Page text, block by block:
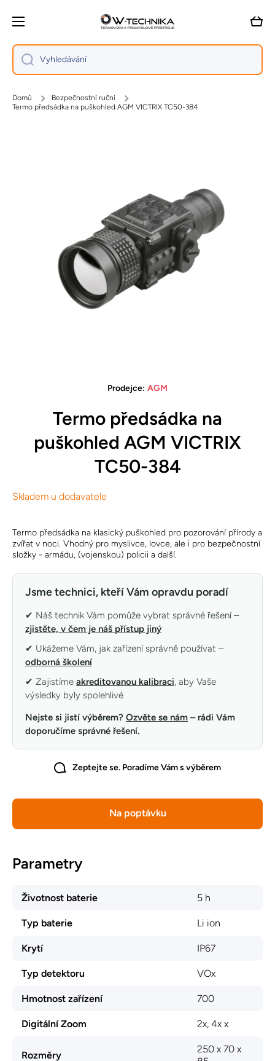
Přejít na obsah
Vozík
Vyhledávání
Domů
Bezpečnostní ruční
Termo předsádka na puškohled AGM VICTRIX TC50-384
Prodejce: AGM
Termo předsádka na
puškohled AGM VICTRIX
TC50-384
Skladem u dodavatele
Termo předsádka na klasický puškohled pro pozorování přírody a
zvířat v noci. Vhodný pro myslivce, lovce, ale i pro bezpečnostní
složky - armádu, (vojenskou) policii a další.
Jsme technici, kteří Vám opravdu poradí
✔ Náš technik Vám pomůže vybrat správné řešení –
zjistěte, v čem je náš přístup jiný
✔ Ukážeme Vám, jak zařízení správně používat –
odborná školení
✔ Zajistíme akreditovanou kalibraci, aby Vaše
výsledky byly spolehlivé
Nejste si jistí výběrem? Ozvěte se nám – rádi Vám
doporučíme správné řešení.
Zeptejte se. Poradíme Vám s výběrem
Na poptávku
Parametry
Životnost baterie 5 h
Typ baterie Li ion
Krytí IP67
Typ detektoru VOx
Hmotnost zařízení 700
Digitální Zoom 2x, 4x x
Rozměry
250 x 70 x